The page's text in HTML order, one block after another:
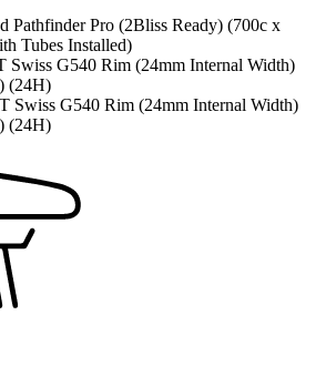
Pathfinder Pro (2Bliss Ready) (700c x
Tubes Installed)
Swiss G540 Rim (24mm Internal Width)
(24H)
Swiss G540 Rim (24mm Internal Width)
(24H)